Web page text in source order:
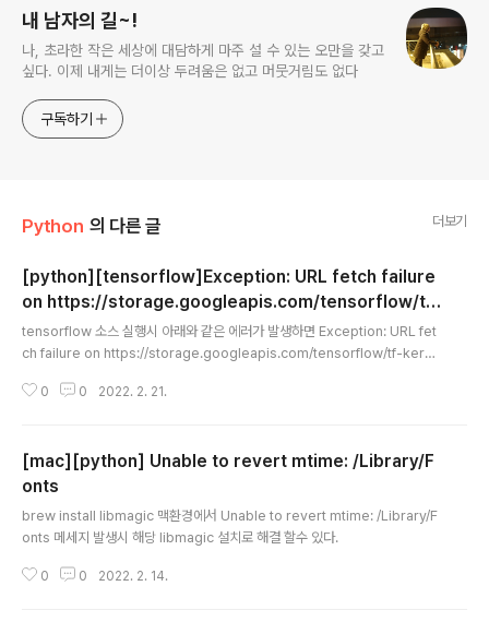
내 남자의 길~!
나, 초라한 작은 세상에 대담하게 마주 설 수 있는 오만을 갖고
싶다. 이제 내게는 더이상 두려움은 없고 머뭇거림도 없다
구독하기
Python 의 다른 글 더보기
[python][tensorflow]Exception: URL fetch failure
on https://storage.googleapis.com/tensorflow/tf-
keras-datasets/mnist.npz: None -- [SSL: CERTIFIC
ATE_VERIFY_FAILED] certificate verify failed: una
ble to get local issuer certificate (_ssl.c:1045)
tensorflow 소스 실행시 아래와 같은 에러가 발생하면 Exception: URL fet
ch failure on https://storage.googleapis.com/tensorflow/tf-keras
D] certificate verify failed: unable to get local issuer certificate (_
stall\ Certificates.command 아니면 해당 소스코드에 아래 내용..
0 0 2022. 2. 21.
[mac][python] Unable to revert mtime: /Library/F
onts
brew install libmagic 맥환경에서 Unable to revert mtime: /Library/F
onts 메세지 발생시 해당 libmagic 설치로 해결 할수 있다.
0 0 2022. 2. 14.